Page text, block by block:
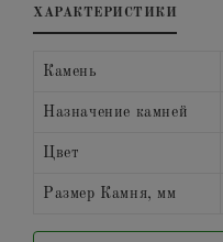
ХАРАКТЕРИСТИКИ
Камень
Назначение камней
Цвет
Размер Камня, мм